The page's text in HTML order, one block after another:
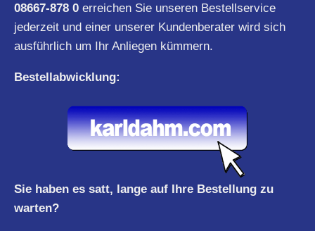
08667-878 0 erreichen Sie unseren Bestellservice
jederzeit und einer unserer Kundenberater wird sich
ausführlich um Ihr Anliegen kümmern.
Bestellabwicklung:
Sie haben es satt, lange auf Ihre Bestellung zu
warten?